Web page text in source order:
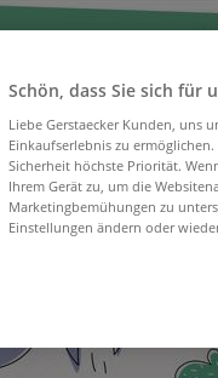
Schön, dass Sie sich für
Liebe Gerstaecker Kunden, uns
Einkaufserlebnis zu
Sicherheit höchste Priorität.
Ihrem Gerät zu, um die
Marketingbemühungen zu
Einstellungen ändern oder